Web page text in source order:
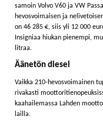
samoin Volvo V60 ja VW
hevosvoimaisen ja
on 46 285 €, siis yli 12 000
Insigniaa hiukan pienempi,
litraa.
Äänetön diesel
Vaikka 210-hevosvoimainen
rivakasti
kaahailemassa Lahden
lailla.